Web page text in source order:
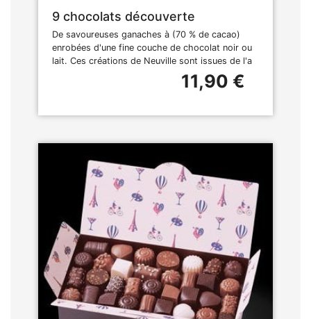
9 chocolats découverte
De savoureuses ganaches à (70 % de cacao)
enrobées d'une fine couche de chocolat noir ou
lait. Ces créations de Neuville sont issues de l'a
11,90 €